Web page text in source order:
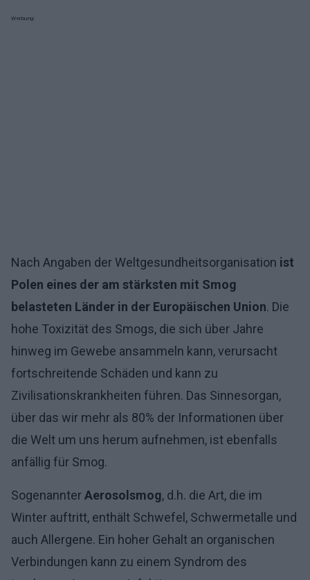
Werbung:
Nach Angaben der Weltgesundheitsorganisation ist
Polen eines der am stärksten mit Smog
belasteten Länder in der Europäischen Union. Die
hohe Toxizität des Smogs, die sich über Jahre
hinweg im Gewebe ansammeln kann, verursacht
fortschreitende Schäden und kann zu
Zivilisationskrankheiten führen. Das Sinnesorgan,
über das wir mehr als 80% der Informationen über
die Welt um uns herum aufnehmen, ist ebenfalls
anfällig für Smog.
SogenannterAerosolsmog, d.h. die Art, die im
Winter auftritt, enthält Schwefel, Schwermetalle und
auch Allergene. Ein hoher Gehalt an organischen
Verbindungen kann zu einem Syndrom des